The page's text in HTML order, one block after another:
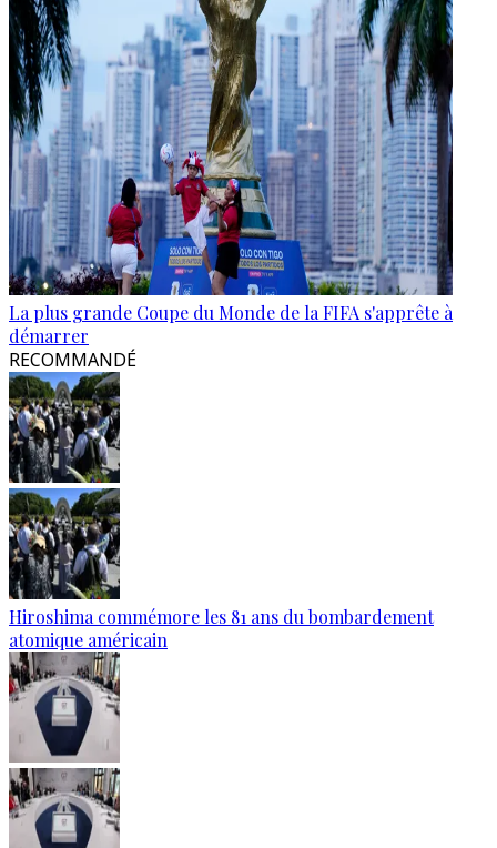
La plus grande Coupe du Monde de la FIFA s'apprête à
démarrer
RECOMMANDÉ
Hiroshima commémore les 81 ans du bombardement
atomique américain